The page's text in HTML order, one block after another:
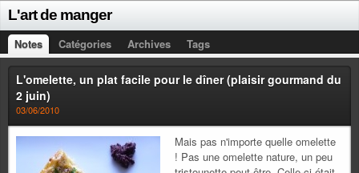
L'art de manger
Notes Catégories Archives Tags
L'omelette, un plat facile pour le dîner (plaisir gourmand du
2 juin)
03/06/2010
Mais pas n'importe quelle omelette
! Pas une omelette nature, un peu